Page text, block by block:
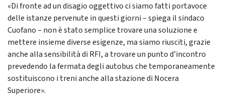
«Di fronte ad un disagio oggettivo ci siamo fatti portavoce
delle istanze pervenute in questi giorni – spiega il sindaco
Cuofano – non è stato semplice trovare una soluzione e
mettere insieme diverse esigenze, ma siamo riusciti, grazie
anche alla sensibilità di RFI, a trovare un punto d’incontro
prevedendo la fermata degli autobus che temporaneamente
sostituiscono i treni anche alla stazione di Nocera
Superiore».